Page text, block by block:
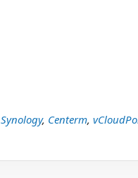
Synology, Centerm,